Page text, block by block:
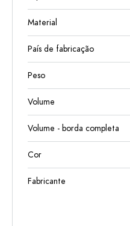
Material
País de fabricação
Peso
Volume
Volume - borda completa
Cor
Fabricante